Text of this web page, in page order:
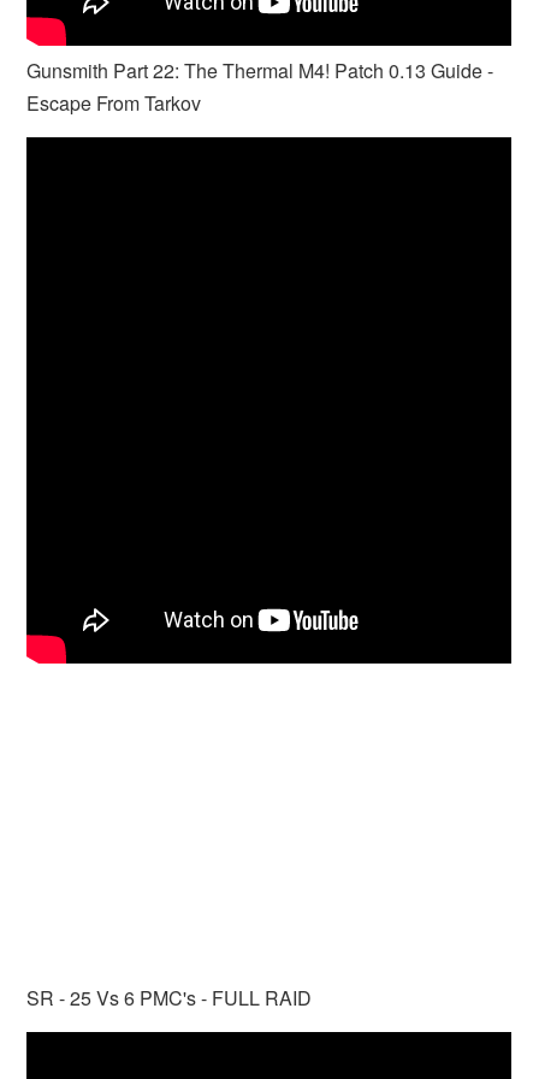
Gunsmith Part 22: The Thermal M4! Patch 0.13 Guide -
Escape From Tarkov
SR - 25 Vs 6 PMC's - FULL RAID